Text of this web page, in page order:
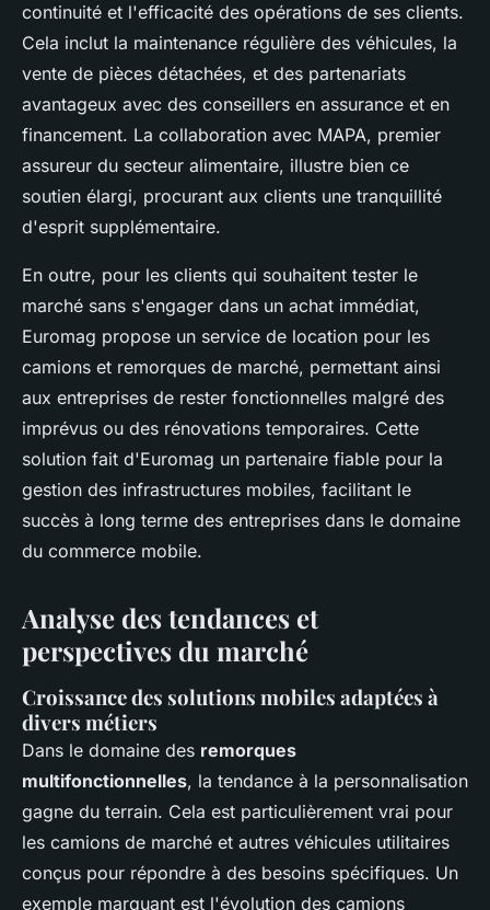
continuité et l'efficacité des opérations de ses clients.
Cela inclut la maintenance régulière des véhicules, la
vente de pièces détachées, et des partenariats
avantageux avec des conseillers en assurance et en
financement. La collaboration avec MAPA, premier
assureur du secteur alimentaire, illustre bien ce
soutien élargi, procurant aux clients une tranquillité
d'esprit supplémentaire.
En outre, pour les clients qui souhaitent tester le
marché sans s'engager dans un achat immédiat,
Euromag propose un service de location pour les
camions et remorques de marché, permettant ainsi
aux entreprises de rester fonctionnelles malgré des
imprévus ou des rénovations temporaires. Cette
solution fait d'Euromag un partenaire fiable pour la
gestion des infrastructures mobiles, facilitant le
succès à long terme des entreprises dans le domaine
du commerce mobile.
Analyse des tendances et
perspectives du marché
Croissance des solutions mobiles adaptées à
divers métiers
Dans le domaine des remorques
multifonctionnelles, la tendance à la personnalisation
gagne du terrain. Cela est particulièrement vrai pour
les camions de marché et autres véhicules utilitaires
conçus pour répondre à des besoins spécifiques. Un
exemple marquant est l'évolution des camions